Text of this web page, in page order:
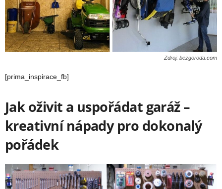
Zdroj: bezgoroda.com
[prima_inspirace_fb]
Jak oživit a uspořádat garáž –
kreativní nápady pro dokonalý
pořádek